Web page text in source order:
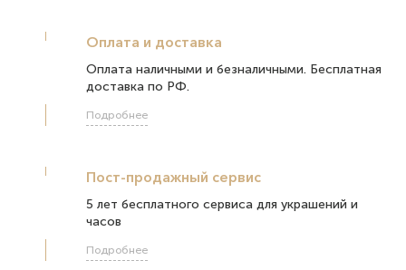
Оплата и доставка
Оплата наличными и безналичными. Бесплатная
доставка по РФ.
Подробнее
Пост-продажный сервис
5 лет бесплатного сервиса для украшений и
часов
Подробнее